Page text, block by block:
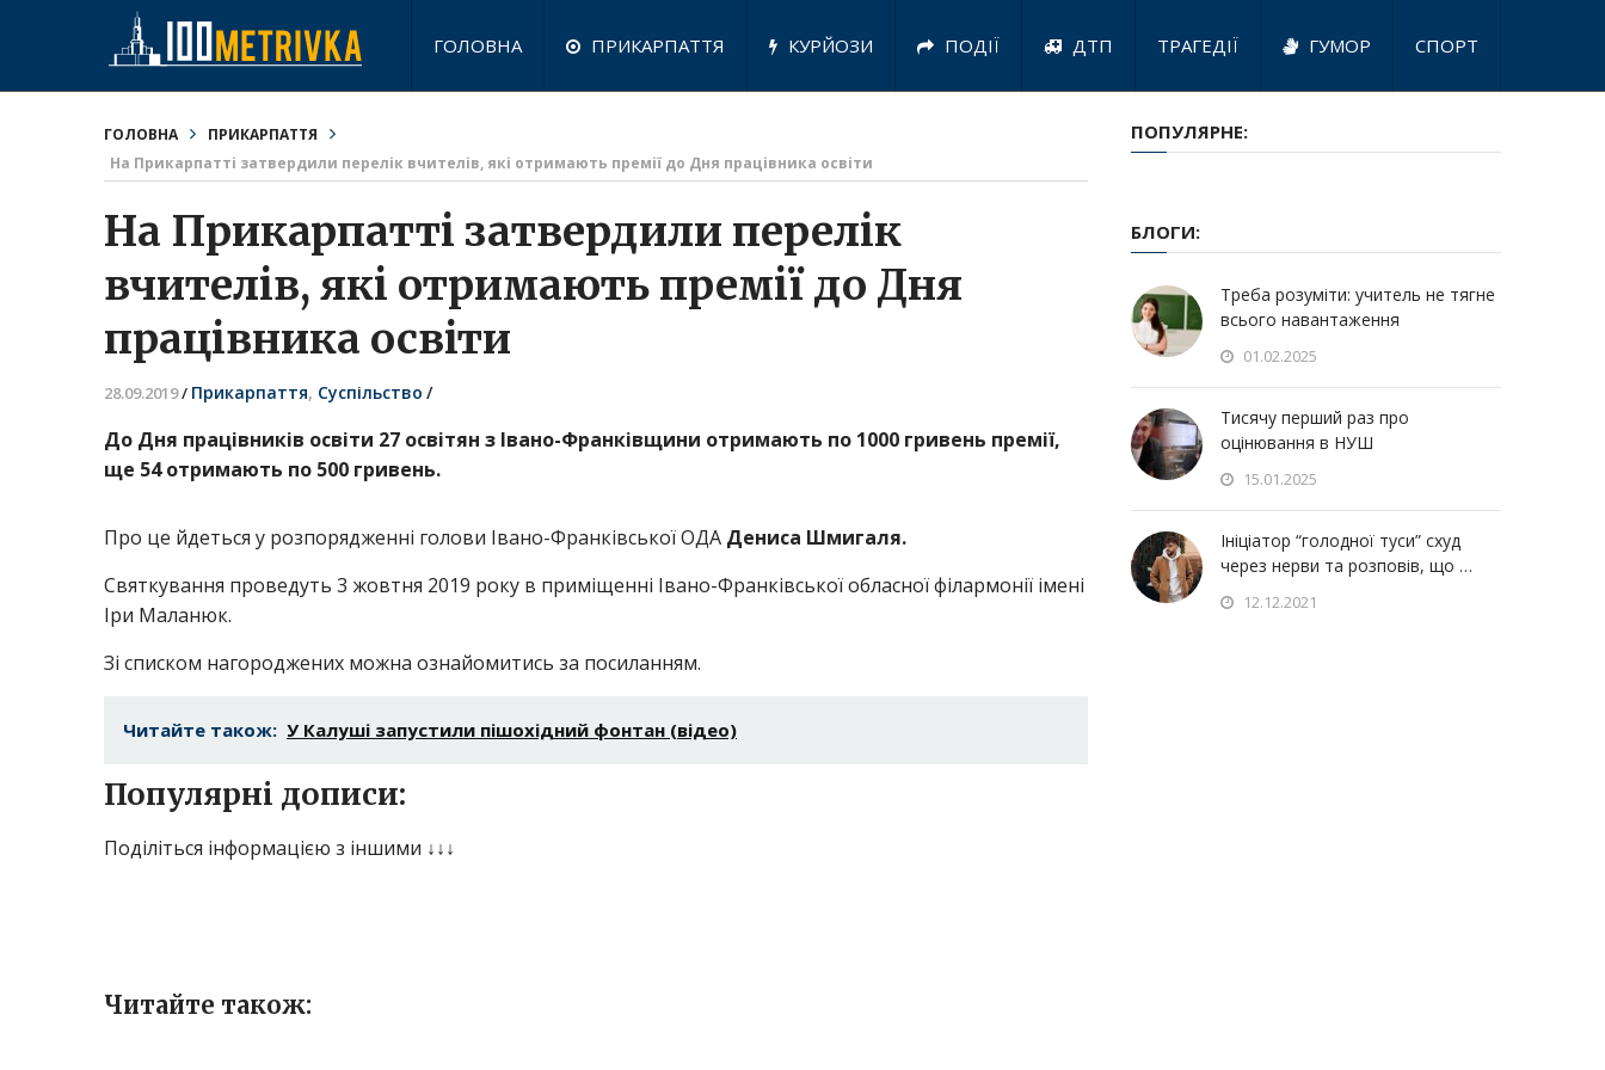
ГОЛОВНА ПРИКАРПАТТЯ КУРЙОЗИ ПОДІЇ ДТП ТРАГЕДІЇ ГУМОР СПОРТ
ГОЛОВНА
ПРИКАРПАТТЯ
На Прикарпатті затвердили перелік вчителів, які отримають премії до Дня працівника освіти
На Прикарпатті затвердили перелік
вчителів, які отримають премії до Дня
працівника освіти
28.09.2019/ Прикарпаття, Суспільство /
До Дня працівників освіти 27 освітян з Івано-Франківщини отримають по 1000 гривень премії,
ще 54 отримають по 500 гривень.
Про це йдеться у розпорядженні голови Івано-Франківської ОДА Дениса Шмигаля.
Святкування проведуть 3 жовтня 2019 року в приміщенні Івано-Франківської обласної філармонії імені
Іри Маланюк.
Зі списком нагороджених можна ознайомитись за посиланням.
Читайте також: У Калуші запустили пішохідний фонтан (відео)
Популярні дописи:
Поділіться інформацією з іншими ↓↓↓
Читайте також:
ПОПУЛЯРНЕ:
БЛОГИ:
Треба розуміти: учитель не тягне
всього навантаження
01.02.2025
Тисячу перший раз про
оцінювання в НУШ
15.01.2025
Ініціатор “голодної туси” схуд
через нерви та розповів, що …
12.12.2021